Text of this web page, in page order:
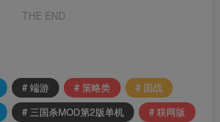
THE END
# 端游 # 策略类
# 国战
# 三国杀MOD第2版单机
# 联网版